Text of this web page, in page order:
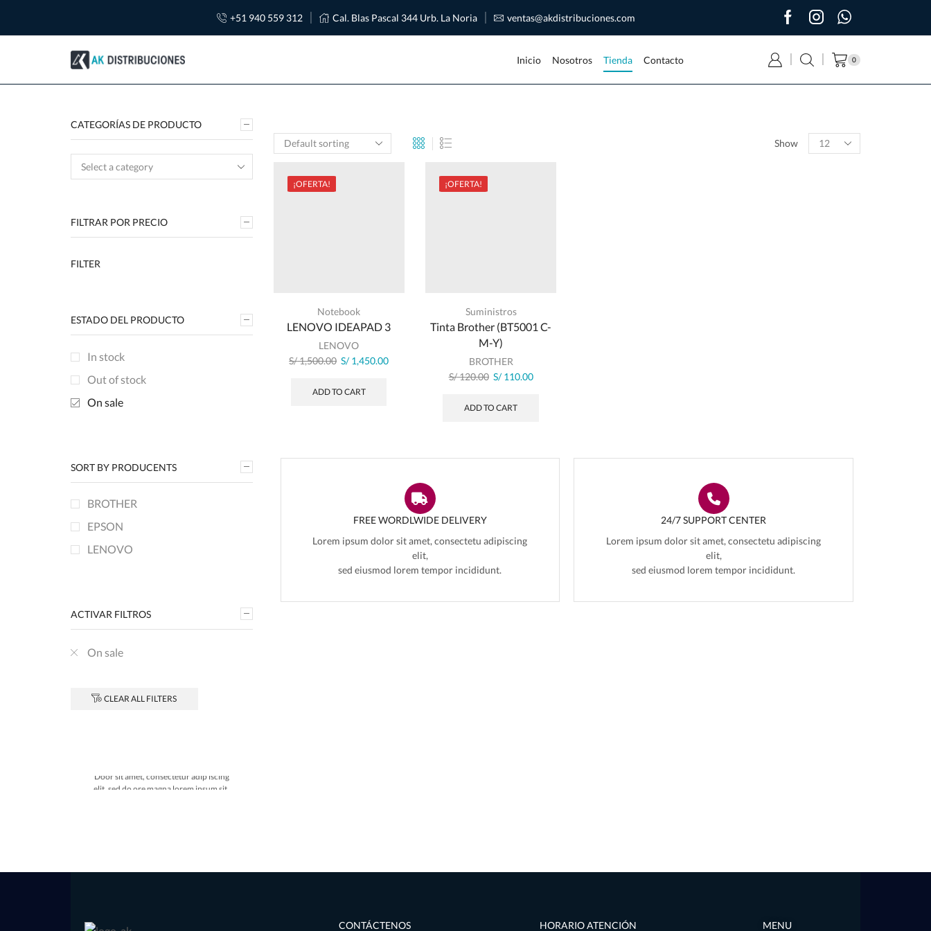
+51 940 559 312 Cal. Blas Pascal 344 Urb. La Noria ventas@akdistribuciones.com
Inicio Nosotros Tienda Contacto 0
Show
¡OFERTA!
Notebook
LENOVO IDEAPAD 3
LENOVO
S/1,500.00 S/ 1,450.00
ADD TO CART
¡OFERTA!
Suministros
Tinta Brother (BT5001 C-
M-Y)
BROTHER
S/120.00 S/110.00
ADD TO CART
FREE WORDLWIDE DELIVERY
Lorem ipsum dolor sit amet, consectetu adipiscing
elit,
sed eiusmod lorem tempor incididunt.
24/7 SUPPORT CENTER
Lorem ipsum dolor sit amet, consectetu adipiscing
elit,
sed eiusmod lorem tempor incididunt.
CATEGORÍAS DE PRODUCTO
FILTRAR POR PRECIO
FILTER
ESTADO DEL PRODUCTO
In stock
Out of stock
On sale
SORT BY PRODUCENTS
BROTHER
EPSON
LENOVO
ACTIVAR FILTROS
On sale
CLEAR ALL FILTERS
Door sit amet, consectetur adip iscing
elit, sed do ore magna lorem ipsum sit.
CONTÁCTENOS HORARIO ATENCIÓN MENU